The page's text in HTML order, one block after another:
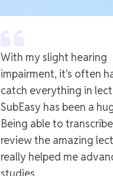
With my slight hearing
impairment, it's often
catch everything in
SubEasy has been a
Being able to
review the amazing
really helped me